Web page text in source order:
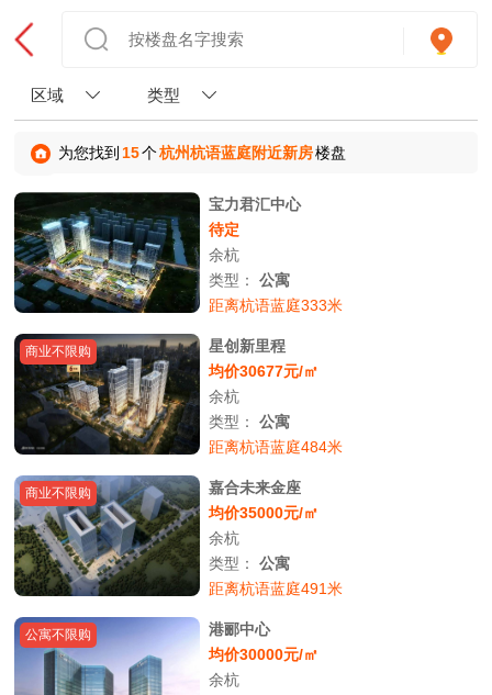
区域 类型
为您找到 15个杭州杭语蓝庭附近新房楼盘
宝力君汇中心
待定
余杭
类型：公寓
距离杭语蓝庭333米
商业不限购
星创新里程
均价30677元/㎡
余杭
类型：公寓
距离杭语蓝庭484米
商业不限购
嘉合未来金座
均价35000元/㎡
余杭
类型：公寓
距离杭语蓝庭491米
公寓不限购
港郦中心
均价30000元/㎡
余杭